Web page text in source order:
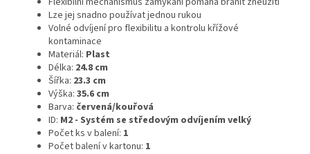
Lze jej snadno používat jednou rukou
Volné odvíjení pro flexibilitu a kontrolu křížové
kontaminace
Materiál: Plast
Délka: 24.8 cm
Šířka: 23.3 cm
Výška: 35.6 cm
Barva: červená/kouřová
ID: M2 - Systém se středovým odvíjením velký
Počet ks v balení: 1
Počet balení v kartonu: 1